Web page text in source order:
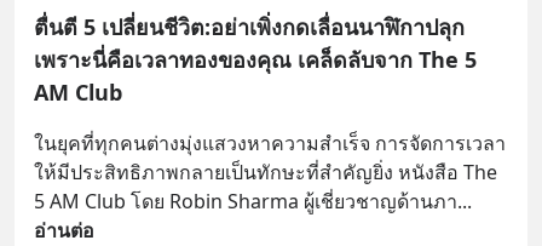
ตื่นตี 5 เปลี่ยนชีวิต:อย่าเพิ่งกดเลื่อนนาฬิกาปลุก
เพราะนี่คือเวลาทองของคุณ เคล็ดลับจาก The 5
AM Club
ในยุคที่ทุกคนต่างมุ่งแสวงหาความสำเร็จ การจัดการเวลา
ให้มีประสิทธิภาพกลายเป็นทักษะที่สำคัญยิ่ง หนังสือ The
5 AM Club โดย Robin Sharma ผู้เชี่ยวชาญด้านภา
อ่านต่อ